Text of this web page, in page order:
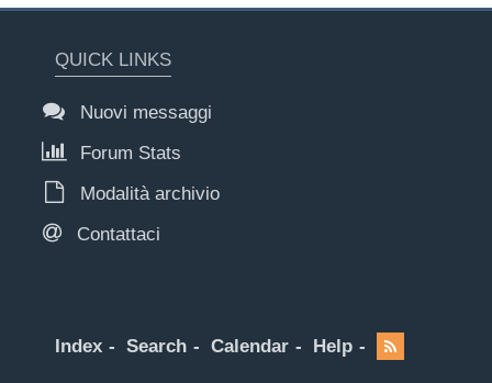
QUICK LINKS
Nuovi messaggi
Forum Stats
Modalità archivio
Contattaci
Index Search Calendar Help